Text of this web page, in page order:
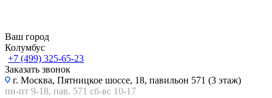
Ваш город
Колумбус
+7 (499) 325-65-23
Заказать звонок
г. Москва, Пятницкое шоссе, 18, павильон 571 (3 этаж)
пн-пт 9-18, пав. 571 сб-вс 10-17